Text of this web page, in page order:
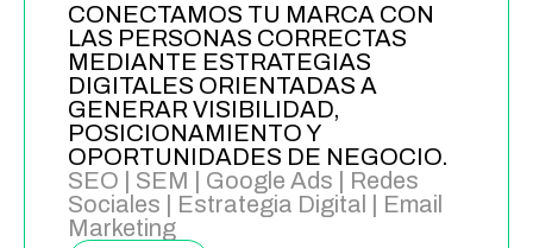
CONECTAMOS TU MARCA CON
LAS PERSONAS CORRECTAS
MEDIANTE ESTRATEGIAS
DIGITALES ORIENTADAS A
GENERAR VISIBILIDAD,
POSICIONAMIENTO Y
OPORTUNIDADES DE NEGOCIO.
SEO | SEM | Google Ads | Redes
Sociales | Estrategia Digital | Email
Marketing